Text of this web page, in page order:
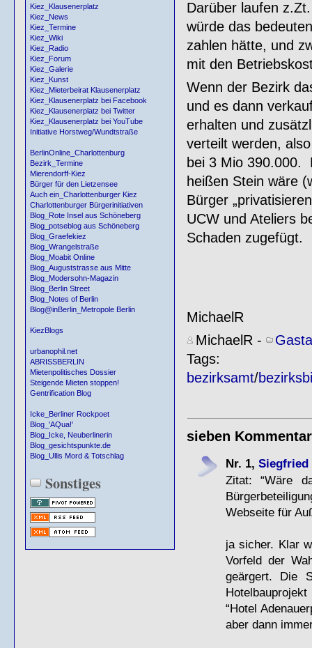
Kiez_Klausenerplatz
Kiez_News
Kiez_Termine
Kiez_Wiki
Kiez_Radio
Kiez_Forum
Kiez_Galerie
Kiez_Kunst
Kiez_Mieterbeirat Klausenerplatz
Kiez_Klausenerplatz bei Facebook
Kiez_Klausenerplatz bei Twitter
Kiez_Klausenerplatz bei YouTube
Initiative Horstweg/Wundtstraße
BerlinOnline_Charlottenburg
Bezirk_Termine
Mierendorff-Kiez
Bürger für den Lietzensee
Auch ein_Charlottenburger Kiez
Charlottenburger Bürgerinitiativen
Blog_Rote Insel aus Schöneberg
Blog_potseblog aus Schöneberg
Blog_Graefekiez
Blog_Wrangelstraße
Blog_Moabit Online
Blog_Auguststrasse aus Mitte
Blog_Modersohn-Magazin
Blog_Berlin Street
Blog_Notes of Berlin
Blog@inBerlin_Metropole Berlin
KiezBlogs
urbanophil.net
ABRISSBERLIN
Mietenpolitisches Dossier
Steigende Mieten stoppen!
Gentrification Blog
Icke_Berliner Rockpoet
Blog_'AQua!'
Blog_Icke, Neuberlinerin
Blog_gesichtspunkte.de
Blog_Ullis Mord & Totschlag
Sonstiges
Darüber laufen
würde das
zahlen hätte, und
mit den
Wenn der Bezirk
und es dann
erhalten und
verteilt werden,
bei 3 Mio 390.000.
heißen Stein wäre
Bürger
UCW und Ateliers
Schaden zugefügt.
MichaelR
MichaelR -
Tags:
bezirksamt/
sieben
Nr. 1, Siegfried
Zitat: “Wäre
Webseite für
ja sicher. Klar
Vorfeld der
geärgert. Die
“Hotel
aber dann